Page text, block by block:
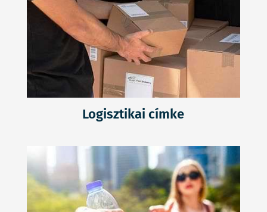
Logisztikai címke